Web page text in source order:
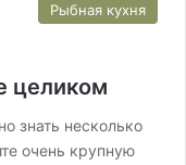
Рыбная кухня
целиком
знать несколько
очень крупную